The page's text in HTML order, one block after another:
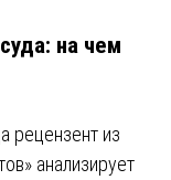
на чем
рецензент из
анализирует